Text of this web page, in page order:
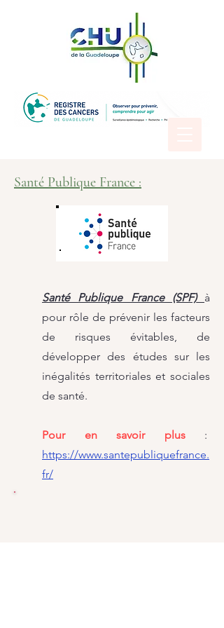
Santé Publique France :
Santé Publique France (SPF)
à
pour rôle de prévenir les facteurs
de risques évitables, de
développer des études sur les
inégalités territoriales et sociales
de santé.
Pour en savoir plus
:
https://www.santepubliquefrance.
fr/